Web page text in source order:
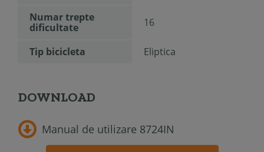
Numar trepte
dificultate
16
Tip bicicleta Eliptica
DOWNLOAD
Manual de utilizare 8724IN